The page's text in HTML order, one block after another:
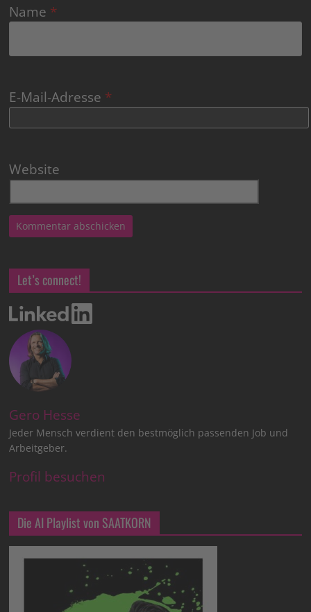
Name *
E-Mail-Adresse *
Website
Let’s connect!
Gero Hesse
Jeder Mensch verdient den bestmöglich passenden Job und
Arbeitgeber.
Profil besuchen
Die AI Playlist von SAATKORN